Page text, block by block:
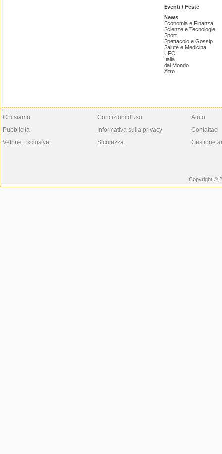
Eventi / Feste
News
Economia e Finanza
Scienze e Tecnologie
Sport
Spettacolo e Gossip
Salute e Medicina
UFO
Italia
dal Mondo
Altro
Chi siamo
Pubblicità
Vetrine Exclusive
Condizioni d'uso
Informativa sulla privacy
Sicurezza
Aiuto
Contattaci
Gestione
Copyright ©